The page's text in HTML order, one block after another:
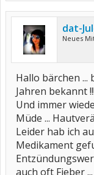
dat-
Neues
Hallo bärchen
Jahren bekannt !!!
Und immer
Müde ...
Leider hab ich
Medikament
auch oft Fieber ...